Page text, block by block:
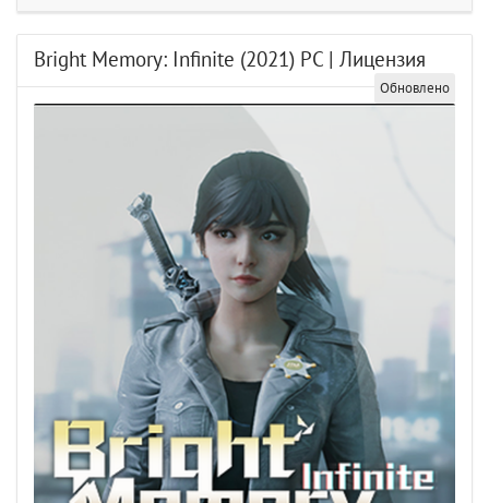
Bright Memory: Infinite (2021) PC | Лицензия
Обновлено